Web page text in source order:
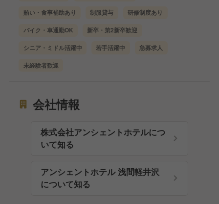
賄い・食事補助あり 制服貸与 研修制度あり
バイク・車通勤OK 新卒・第2新卒歓迎
シニア・ミドル活躍中 若手活躍中 急募求人
未経験者歓迎
会社情報
株式会社アンシェントホテルにつ
いて知る
アンシェントホテル 浅間軽井沢
について知る